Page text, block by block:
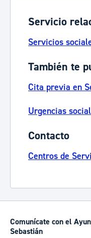
Servicio
Servicios
También te
Cita previa en
Urgencias
Contacto
Centros de
Comunícate con el
Sebastián